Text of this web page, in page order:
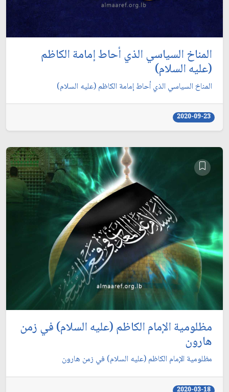
المناخ السياسي الذي أحاط إمامة الكاظم
(عليه السلام)
المناخ السياسي الذي أحاط إمامة الكاظم (عليه السلام)
2020-09-23
مظلومية الإمام الكاظم (عليه السلام) في زمن
هارون
مظلومية الإمام الكاظم (عليه السلام) في زمن هارون